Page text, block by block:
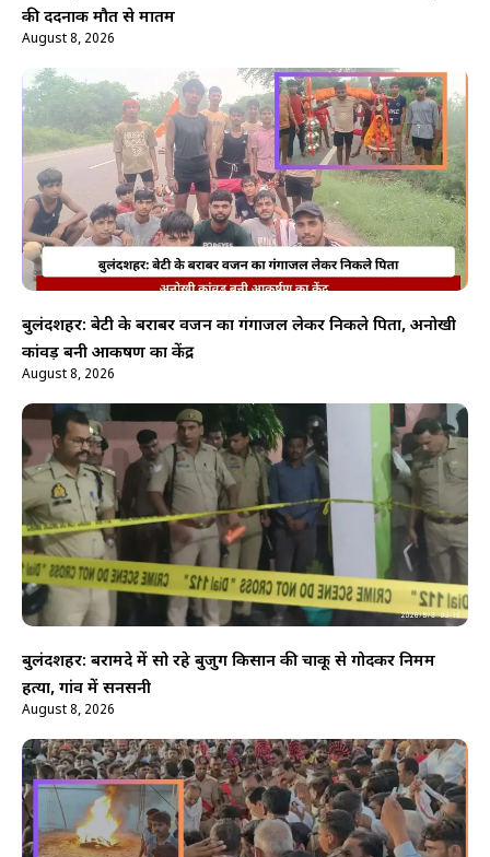
की दर्दनाक मौत से मातम
August 8, 2026
बुलंदशहर: बेटी के बराबर वजन का गंगाजल लेकर निकले पिता, अनोखी
कांवड़ बनी आकर्षण का केंद्र
August 8, 2026
बुलंदशहर: बरामदे में सो रहे बुजुर्ग किसान की चाकू से गोदकर निर्मम
हत्या, गांव में सनसनी
August 8, 2026